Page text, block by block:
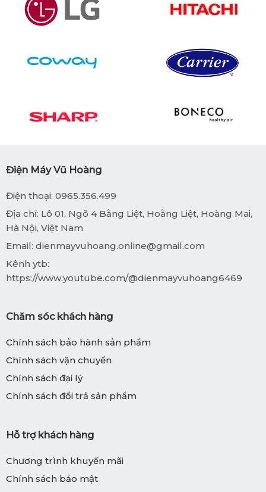
Điện Máy Vũ Hoàng
Điện thoại: 0965.356.499
Địa chỉ: Lô 01, Ngõ 4 Bằng Liệt, Hoằng Liệt, Hoàng Mai,
Hà Nội, Việt Nam
Email: dienmayvuhoang.online@gmail.com
Kênh ytb:
https://www.youtube.com/@dienmayvuhoang6469
Chăm sóc khách hàng
Chính sách bảo hành sản phẩm
Chính sách vận chuyển
Chính sách đại lý
Chính sách đổi trả sản phẩm
Hỗ trợ khách hàng
Chương trình khuyến mãi
Chính sách bảo mật